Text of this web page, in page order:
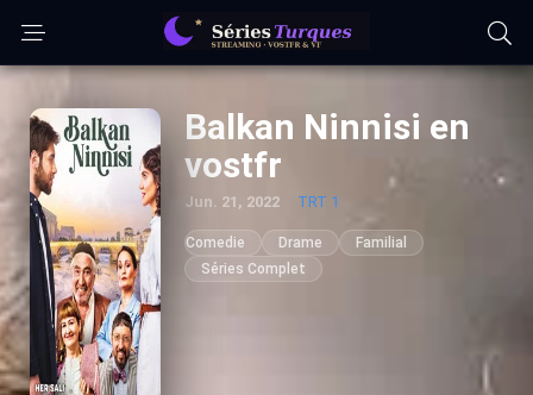
Balkan Ninnisi en
vostfr
Jun. 21, 2022 TRT 1
Comedie Drame
Familial
Séries Complet